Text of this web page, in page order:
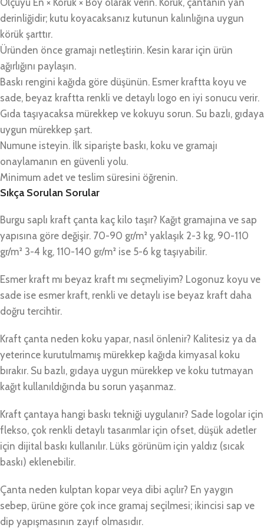
derinliğidir; kutu koyacaksanız kutunun kalınlığına uygun
körük şarttır.
Üründen önce gramajı netleştirin. Kesin karar için ürün
ağırlığını paylaşın.
Baskı rengini kağıda göre düşünün. Esmer kraftta koyu ve
sade, beyaz kraftta renkli ve detaylı logo en iyi sonucu verir.
Gıda taşıyacaksa mürekkep ve kokuyu sorun. Su bazlı, gıdaya
uygun mürekkep şart.
Numune isteyin. İlk siparişte baskı, koku ve gramajı
onaylamanın en güvenli yolu.
Minimum adet ve teslim süresini öğrenin.
Sıkça Sorulan Sorular
Burgu saplı kraft çanta kaç kilo taşır? Kağıt gramajına ve sap
yapısına göre değişir. 70-90 gr/m² yaklaşık 2-3 kg, 90-110
gr/m² 3-4 kg, 110-140 gr/m² ise 5-6 kg taşıyabilir.
Esmer kraft mı beyaz kraft mı seçmeliyim? Logonuz koyu ve
sade ise esmer kraft, renkli ve detaylı ise beyaz kraft daha
doğru tercihtir.
Kraft çanta neden koku yapar, nasıl önlenir? Kalitesiz ya da
yeterince kurutulmamış mürekkep kağıda kimyasal koku
bırakır. Su bazlı, gıdaya uygun mürekkep ve koku tutmayan
kağıt kullanıldığında bu sorun yaşanmaz.
Kraft çantaya hangi baskı tekniği uygulanır? Sade logolar için
flekso, çok renkli detaylı tasarımlar için ofset, düşük adetler
için dijital baskı kullanılır. Lüks görünüm için yaldız (sıcak
baskı) eklenebilir.
Çanta neden kulptan kopar veya dibi açılır? En yaygın
sebep, ürüne göre çok ince gramaj seçilmesi; ikincisi sap ve
dip yapışmasının zayıf olmasıdır.